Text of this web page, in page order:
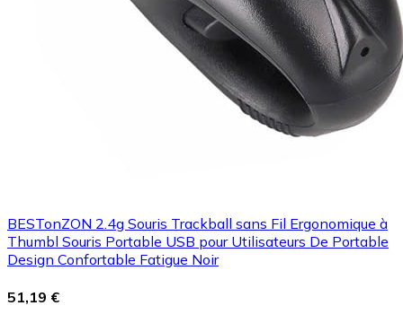
BESTonZON 2.4g Souris Trackball sans Fil Ergonomique à
Thumbl Souris Portable USB pour Utilisateurs De Portable
Design Confortable Fatigue Noir
51,19 €